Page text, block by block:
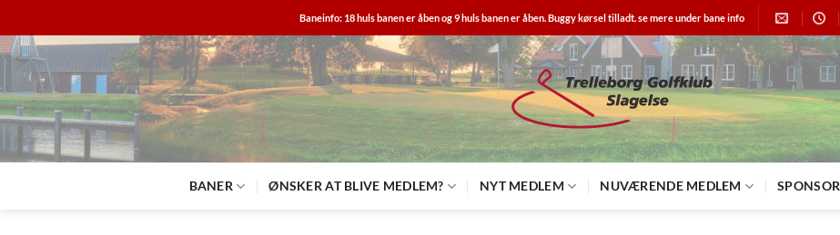
til
indhold
Baneinfo: 18 huls banen er åben og 9 huls banen er åben. Buggy kørsel tilladt. se mere under bane info
BANER ØNSKER AT BLIVE MEDLEM? NYT MEDLEM NUVÆRENDE MEDLEM SPONSOR